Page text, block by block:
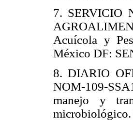
7. SERVICIO
Acuícola y
México DF:
8. DIARIO
NOM-109-
manejo y